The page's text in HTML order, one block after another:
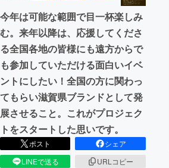
CAMPFIREふるさと納税machi-ya
今年は可能な範囲で目一杯楽しみ
む。来年以降は、応援してくださ
る全国各地の皆様にも遠方からで
も参加していただける面白いイベ
ントにしたい！全国の方に関わっ
てもらい滋賀県ブランドとして発
展させること。これがプロジェク
トをスタートした思いです。
ポスト
シェア
LINEで送る
URLコピー